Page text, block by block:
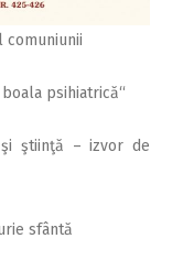
comuniunii
psihiatrică“
şi ştiinţă – izvor de
sfântă